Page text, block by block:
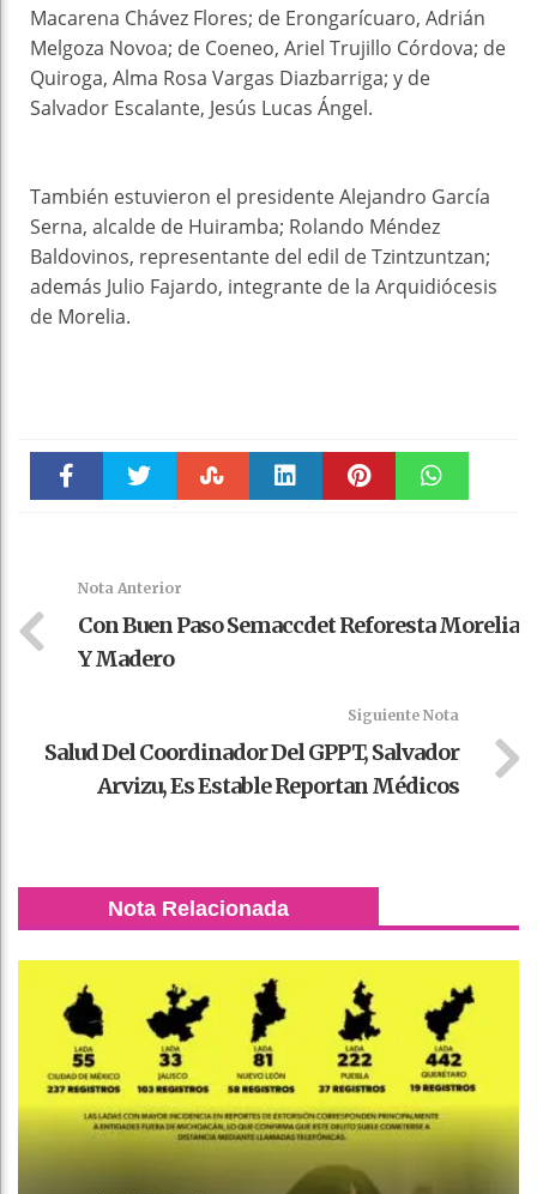
Macarena Chávez Flores; de Erongarícuaro, Adrián
Melgoza Novoa; de Coeneo, Ariel Trujillo Córdova; de
Quiroga, Alma Rosa Vargas Diazbarriga; y de
Salvador Escalante, Jesús Lucas Ángel.
También estuvieron el presidente Alejandro García
Serna, alcalde de Huiramba; Rolando Méndez
Baldovinos, representante del edil de Tzintzuntzan;
además Julio Fajardo, integrante de la Arquidiócesis
de Morelia.
Nota Anterior
Con Buen Paso Semaccdet Reforesta Morelia
Y Madero
Siguiente Nota
Salud Del Coordinador Del GPPT, Salvador
Arvizu, Es Estable Reportan Médicos
Nota Relacionada